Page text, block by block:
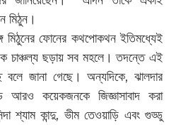
মিঠুন।
মিঠুনের ফোনের কথপোকথন ইতিমধ্যেই
চাঞ্চল্য ছড়ায় সব মহলে। তদন্তে এই
বলে জানা গেছে। অন্যদিকে, ঝালদার
আরও কয়েকজনকে জিজ্ঞাসাবাদ করা
শ্যাম কান্দু, ভীম তেওয়াড়ি এবং গুড্ডু